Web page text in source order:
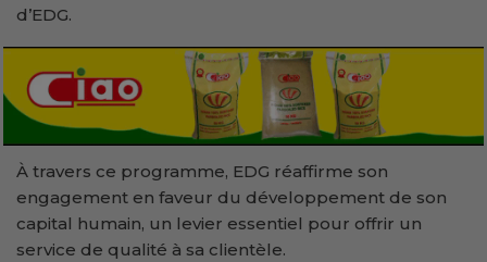
d’EDG.
À travers ce programme, EDG réaffirme son
engagement en faveur du développement de son
capital humain, un levier essentiel pour offrir un
service de qualité à sa clientèle.